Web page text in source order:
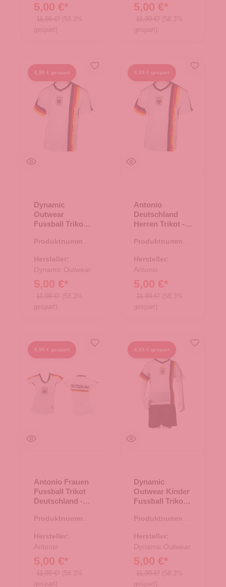
5,00 €*
11,99 €* (58.3%
gespart)
5,00 €*
11,99 €* (58.3%
gespart)
6,99 € gespart
Dynamic
Outwear
Fussball Trikot
weiß Gr. XL
Produktnummer:
Hersteller:
Dynamic Outwear
5,00 €*
11,99 €* (58.3%
gespart)
6,99 € gespart
Antonio
Deutschland
Herren Trikot -
Produktnummer:
Hersteller:
Antonio
5,00 €*
11,99 €* (58.3%
gespart)
6,99 € gespart
Antonio Frauen
Fussball Trikot
Deutschland -
Produktnummer:
Hersteller:
Antonio
5,00 €*
11,99 €* (58.3%
gespart)
6,99 € gespart
Dynamic
Outwear Kinder
Fussball Trikot
- 122-128
Produktnummer:
Hersteller:
Dynamic Outwear
5,00 €*
11,99 €* (58.3%
gespart)